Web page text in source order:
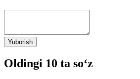
Yuborish
Oldingi 10 ta so‘z